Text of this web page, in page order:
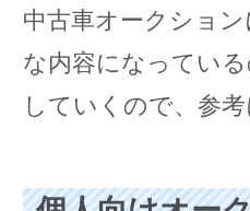
中古車オークショ
な内容になってい
していくので、参